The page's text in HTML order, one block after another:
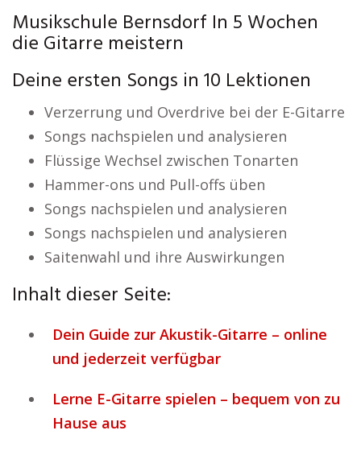
Musikschule Bernsdorf In 5 Wochen
die Gitarre meistern
Deine ersten Songs in 10 Lektionen
Verzerrung und Overdrive bei der E-Gitarre
Songs nachspielen und analysieren
Flüssige Wechsel zwischen Tonarten
Hammer-ons und Pull-offs üben
Songs nachspielen und analysieren
Songs nachspielen und analysieren
Saitenwahl und ihre Auswirkungen
Inhalt dieser Seite:
Dein Guide zur Akustik-Gitarre – online
und jederzeit verfügbar
Lerne E-Gitarre spielen – bequem von zu
Hause aus